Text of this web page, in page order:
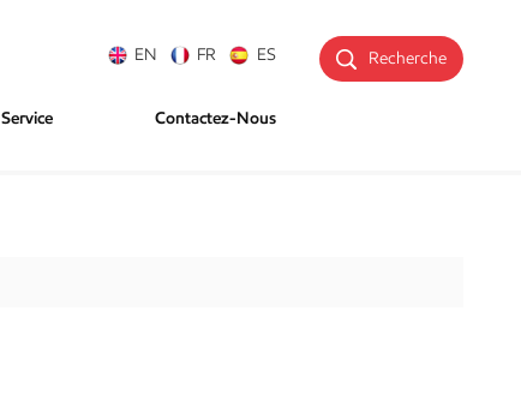
Recherche
EN FR ES
Service Contactez-Nous